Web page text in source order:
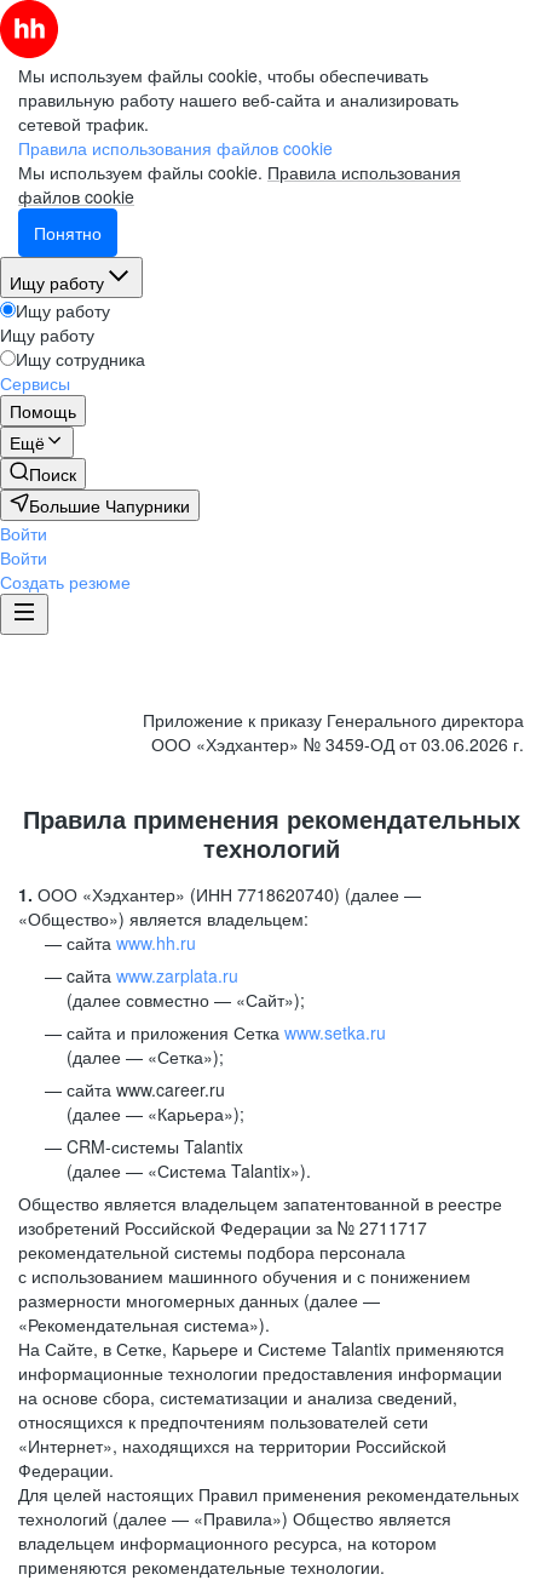
Мы используем файлы cookie, чтобы обеспечивать
правильную работу нашего веб-сайта и анализировать
сетевой трафик.
Правила использования файлов cookie
Мы используем файлы cookie. Правила использования
файлов cookie
Понятно
Ищу работу
Ищу работу
Ищу работу
Ищу сотрудника
Сервисы
Помощь
Ещё
Поиск
Большие Чапурники
Войти
Войти
Создать резюме
Приложение к приказу Генерального директора
ООО «Хэдхантер» № 3459-ОД от 03.06.2026 г.
Правила применения рекомендательных
технологий
1. ООО «Хэдхантер» (ИНН 7718620740) (далее —
«Общество») является владельцем:
сайта www.hh.ru
cайта www.zarplata.ru
(далее совместно — «Сайт»);
сайта и приложения Сетка www.setka.ru
(далее — «Сетка»);
сайта www.career.ru
(далее — «Карьера»);
CRM-системы Talantix
(далее — «Система Talantix»).
Общество является владельцем запатентованной в реестре
изобретений Российской Федерации за № 2711717
рекомендательной системы подбора персонала
с использованием машинного обучения и с понижением
размерности многомерных данных (далее —
«Рекомендательная система»).
На Сайте, в Сетке, Карьере и Системе Talantix применяются
информационные технологии предоставления информации
на основе сбора, систематизации и анализа сведений,
относящихся к предпочтениям пользователей сети
«Интернет», находящихся на территории Российской
Федерации.
Для целей настоящих Правил применения рекомендательных
технологий (далее — «Правила») Общество является
владельцем информационного ресурса, на котором
применяются рекомендательные технологии.